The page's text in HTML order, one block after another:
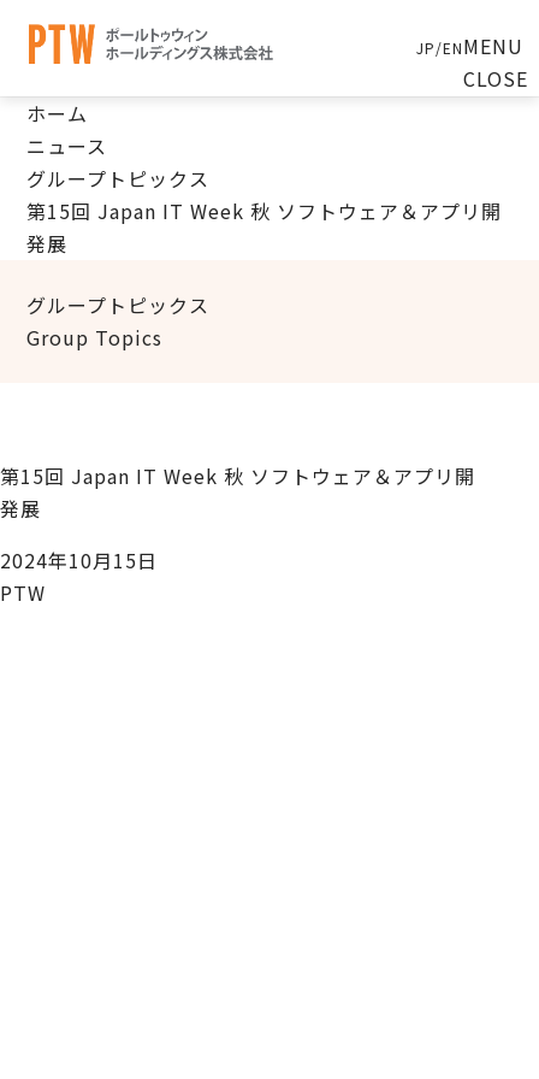
JP/ENMENU
CLOSE
ホーム
ニュース
グループトピックス
第15回 Japan IT Week 秋 ソフトウェア＆アプリ開
発展
グループトピックス
Group Topics
第15回 Japan IT Week 秋 ソフトウェア＆アプリ開
発展
2024年10月15日
PTW